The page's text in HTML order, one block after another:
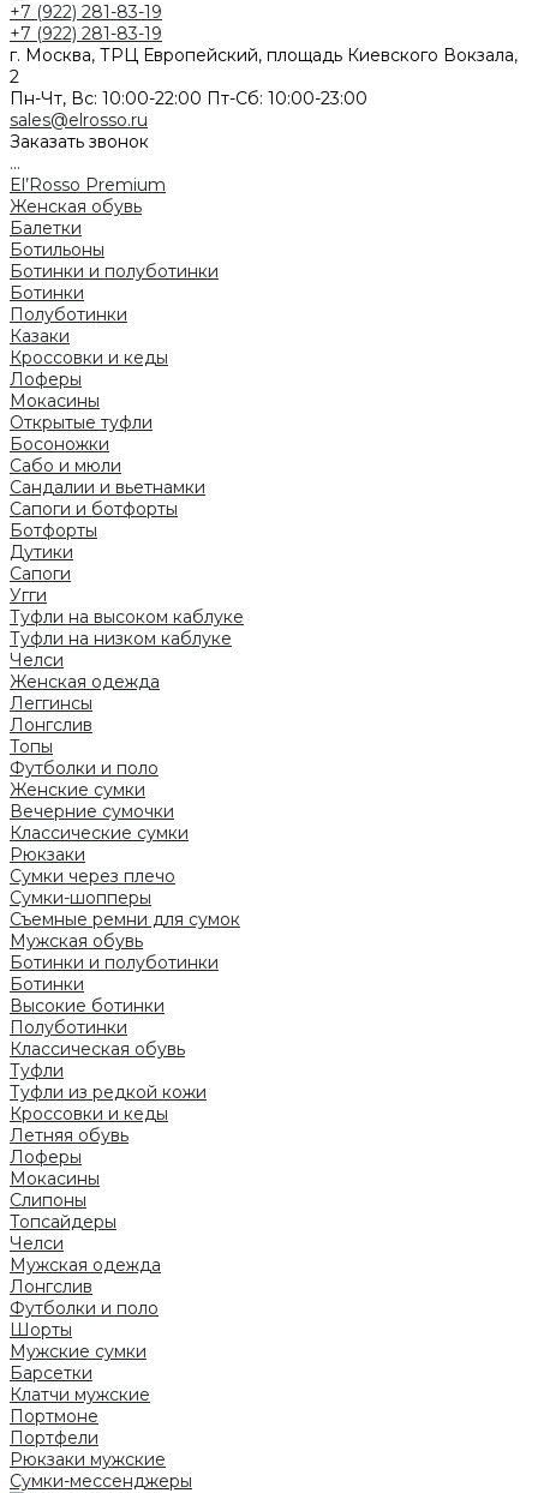
+7 (922) 281-83-19
+7 (922) 281-83-19
г. Москва, ТРЦ Европейский, площадь Киевского Вокзала,
2
Пн-Чт, Вс: 10:00-22:00 Пт-Сб: 10:00-23:00
sales@elrosso.ru
Заказать звонок
...
El’Rosso Premium
Женская обувь
Балетки
Ботильоны
Ботинки и полуботинки
Ботинки
Полуботинки
Казаки
Кроссовки и кеды
Лоферы
Мокасины
Открытые туфли
Босоножки
Сабо и мюли
Сандалии и вьетнамки
Сапоги и ботфорты
Ботфорты
Дутики
Сапоги
Угги
Туфли на высоком каблуке
Туфли на низком каблуке
Челси
Женская одежда
Леггинсы
Лонгслив
Топы
Футболки и поло
Женские сумки
Вечерние сумочки
Классические сумки
Рюкзаки
Сумки через плечо
Сумки-шопперы
Съемные ремни для сумок
Мужская обувь
Ботинки и полуботинки
Ботинки
Высокие ботинки
Полуботинки
Классическая обувь
Туфли
Туфли из редкой кожи
Кроссовки и кеды
Летняя обувь
Лоферы
Мокасины
Слипоны
Топсайдеры
Челси
Мужская одежда
Лонгслив
Футболки и поло
Шорты
Мужские сумки
Барсетки
Клатчи мужские
Портмоне
Портфели
Рюкзаки мужские
Сумки-мессенджеры